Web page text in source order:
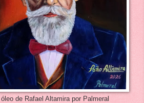
de Rafael Altamira por Palmeral